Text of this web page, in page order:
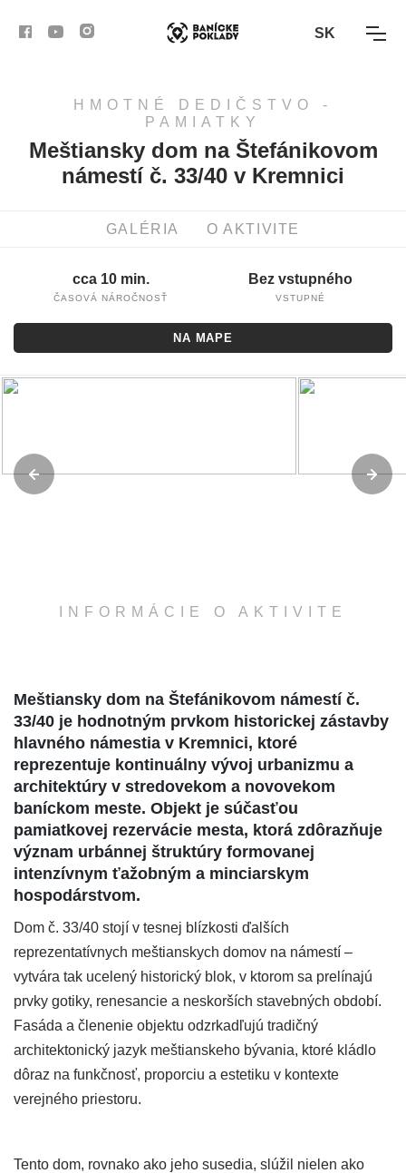
SK
AKTIVITY
BANSKÁ ŠTIAVNICA
KREMNICA
HMOTNÉ DEDIČSTVO -
PAMIATKY
Meštiansky dom na Štefánikovom
námestí č. 33/40 v Kremnici
GALÉRIA O AKTIVITE
cca 10 min.
ČASOVÁ NÁROČNOSŤ
Bez vstupného
VSTUPNÉ
NA MAPE
INFORMÁCIE O AKTIVITE
Meštiansky dom na Štefánikovom námestí č.
33/40 je hodnotným prvkom historickej zástavby
hlavného námestia v Kremnici, ktoré
reprezentuje kontinuálny vývoj urbanizmu a
architektúry v stredovekom a novovekom
baníckom meste. Objekt je súčasťou
pamiatkovej rezervácie mesta, ktorá zdôrazňuje
význam urbánnej štruktúry formovanej
intenzívnym ťažobným a minciarskym
hospodárstvom.
Dom č. 33/40 stojí v tesnej blízkosti ďalších
reprezentatívnych meštianskych domov na námestí –
vytvára tak ucelený historický blok, v ktorom sa prelínajú
prvky gotiky, renesancie a neskorších stavebných období.
Fasáda a členenie objektu odzrkadľujú tradičný
architektonický jazyk meštianskeho bývania, ktoré kládlo
dôraz na funkčnosť, proporciu a estetiku v kontexte
verejného priestoru.
Tento dom, rovnako ako jeho susedia, slúžil nielen ako